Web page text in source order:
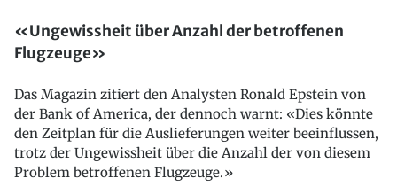
«Ungewissheit über Anzahl der betroffenen
Flugzeuge»
Das Magazin zitiert den Analysten Ronald Epstein von
der Bank of America, der dennoch warnt: «Dies könnte
den Zeitplan für die Auslieferungen weiter beeinflussen,
trotz der Ungewissheit über die Anzahl der von diesem
Problem betroffenen Flugzeuge.»